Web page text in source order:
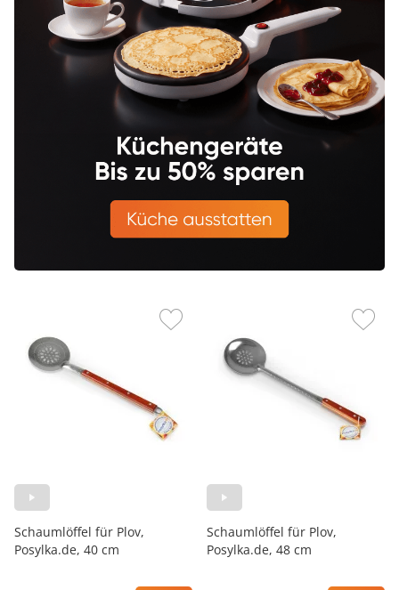
Schaumlöffel für Plov,
Posylka.de, 40 cm
Schaumlöffel für Plov,
Posylka.de, 48 cm